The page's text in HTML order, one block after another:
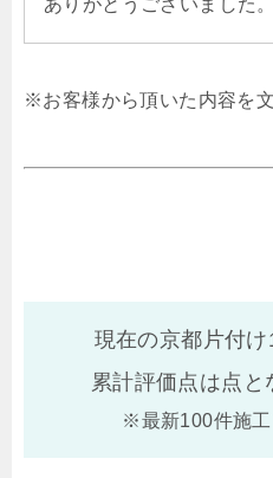
ありがとうございました。
※お客様から頂いた内容を
現在の京都片付
累計評価点は点と
※最新100件施